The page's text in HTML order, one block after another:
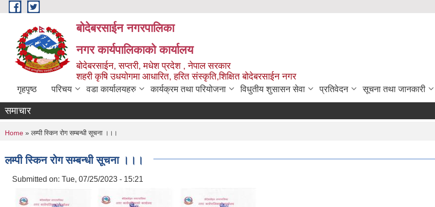
Skip to main content
बोदेबरसाईन नगरपालिका
नगर कार्यपालिकाको कार्यालय
बोदेबरसाईन, सप्तरी, मधेश प्रदेश , नेपाल सरकार
शहरी कृषि उधयोगमा आधारित, हरित संस्कृति,शिक्षित बोदेबरसाईन नगर
गृहपृष्ठ परिचय वडा कार्यालयहरु कार्यक्रम तथा परियोजना विधुतीय शुसासन सेवा प्रतिवेदन सूचना तथा जानकारी
समाचार
You are here
Home » लम्पी स्किन रोग सम्बन्धी सूचना ।।।
लम्पी स्किन रोग सम्बन्धी सूचना ।।।
Submitted on: Tue, 07/25/2023 - 15:21